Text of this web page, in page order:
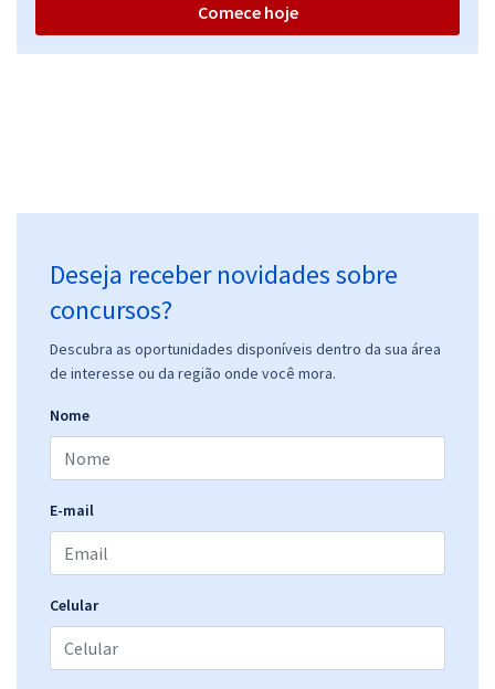
Comece hoje
Deseja receber novidades sobre
concursos?
Descubra as oportunidades disponíveis dentro da sua área
de interesse ou da região onde você mora.
Nome
E-mail
Celular